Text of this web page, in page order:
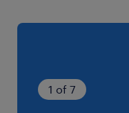
1 of 7